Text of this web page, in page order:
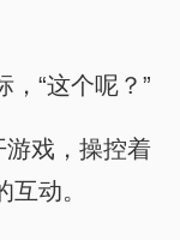
“这个呢？”
游戏，操控着
动。